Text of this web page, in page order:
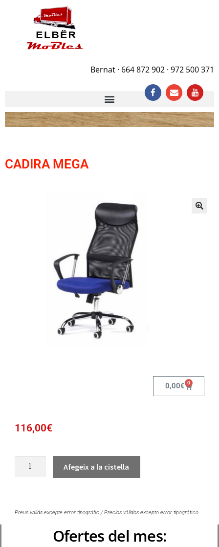
Bernat · 664 872 902 · 972 500 371
CADIRA MEGA
0,00€ 0
116,00€
Afegeix a la cistella
Preus vàlids excepte error tipogràfic / Precios válidos excepto error tipográfico
Ofertes del mes: